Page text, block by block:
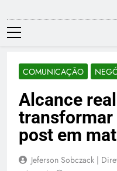
COMUNICAÇÃO
Alcance
post em
Jeferson Sobczack |